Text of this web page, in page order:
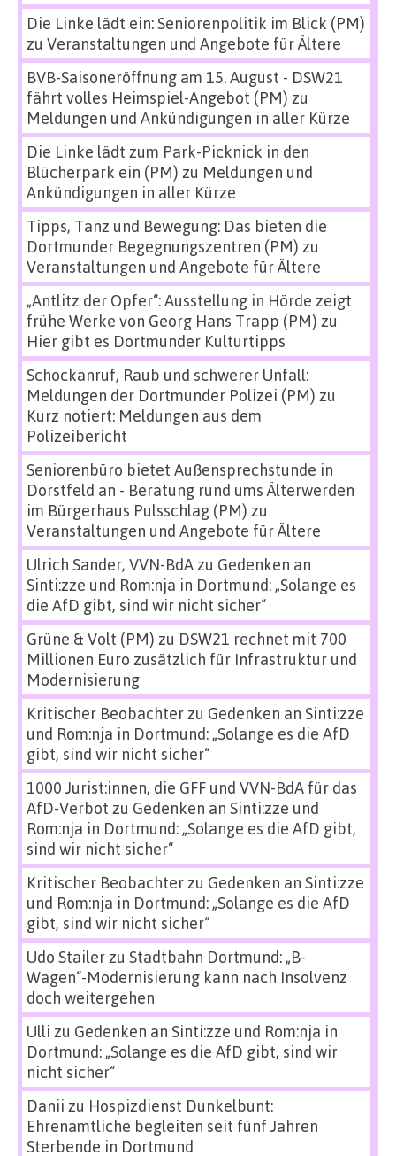
Die Linke lädt ein: Seniorenpolitik im Blick (PM)
zu Veranstaltungen und Angebote für Ältere
BVB-Saisoneröffnung am 15. August - DSW21
fährt volles Heimspiel-Angebot (PM) zu
Meldungen und Ankündigungen in aller Kürze
Die Linke lädt zum Park-Picknick in den
Blücherpark ein (PM) zu Meldungen und
Ankündigungen in aller Kürze
Tipps, Tanz und Bewegung: Das bieten die
Dortmunder Begegnungszentren (PM) zu
Veranstaltungen und Angebote für Ältere
„Antlitz der Opfer“: Ausstellung in Hörde zeigt
frühe Werke von Georg Hans Trapp (PM) zu
Hier gibt es Dortmunder Kulturtipps
Schockanruf, Raub und schwerer Unfall:
Meldungen der Dortmunder Polizei (PM) zu
Kurz notiert: Meldungen aus dem
Polizeibericht
Seniorenbüro bietet Außensprechstunde in
Dorstfeld an - Beratung rund ums Älterwerden
im Bürgerhaus Pulsschlag (PM) zu
Veranstaltungen und Angebote für Ältere
Ulrich Sander, VVN-BdAzu Gedenken an
Sinti:zze und Rom:nja in Dortmund: „Solange es
die AfD gibt, sind wir nicht sicher“
Grüne & Volt (PM) zu DSW21 rechnet mit 700
Millionen Euro zusätzlich für Infrastruktur und
Modernisierung
Kritischer Beobachterzu Gedenken an Sinti:zze
und Rom:nja in Dortmund: „Solange es die AfD
gibt, sind wir nicht sicher“
1000 Jurist:innen, die GFF und VVN-BdA für das
AfD-Verbot zu Gedenken an Sinti:zze und
Rom:nja in Dortmund: „Solange es die AfD gibt,
sind wir nicht sicher“
Kritischer Beobachterzu Gedenken an Sinti:zze
und Rom:nja in Dortmund: „Solange es die AfD
gibt, sind wir nicht sicher“
Udo Stailerzu Stadtbahn Dortmund: „B-
Wagen“-Modernisierung kann nach Insolvenz
doch weitergehen
Ulli zu Gedenken an Sinti:zze und Rom:nja in
Dortmund: „Solange es die AfD gibt, sind wir
nicht sicher“
Danii zu Hospizdienst Dunkelbunt:
Ehrenamtliche begleiten seit fünf Jahren
Sterbende in Dortmund